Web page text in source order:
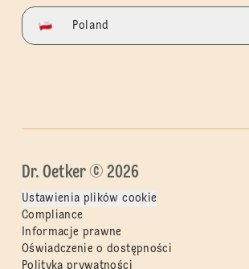
Poland
Dr. Oetker © 2026
Ustawienia plików cookie
Compliance
Informacje prawne
Oświadczenie o dostępności
Polityka prywatności